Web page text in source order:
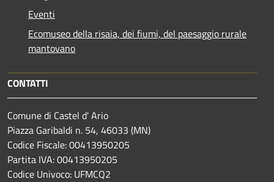
Eventi
Ecomuseo della risaia, dei fiumi, del paesaggio rurale
mantovano
CONTATTI
Comune di Castel d' Ario
Piazza Garibaldi n. 54, 46033 (MN)
Codice Fiscale: 00413950205
Partita IVA: 00413950205
Codice Univoco: UFMCQ2